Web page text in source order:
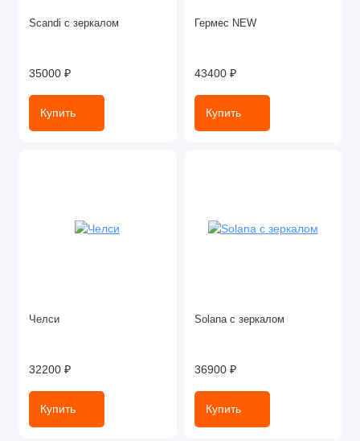
Scandi с зеркалом
35000 ₽
Купить
Гермес NEW
43400 ₽
Купить
Челси
32200 ₽
Купить
Solana с зеркалом
36900 ₽
Купить